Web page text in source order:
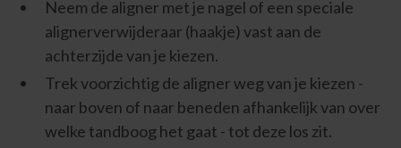
Neem de aligner met je nagel of een speciale
alignerverwijderaar (haakje) vast aan de
achterzijde van je kiezen.
Trek voorzichtig de aligner weg van je kiezen -
naar boven of naar beneden afhankelijk van over
welke tandboog het gaat - tot deze los zit.